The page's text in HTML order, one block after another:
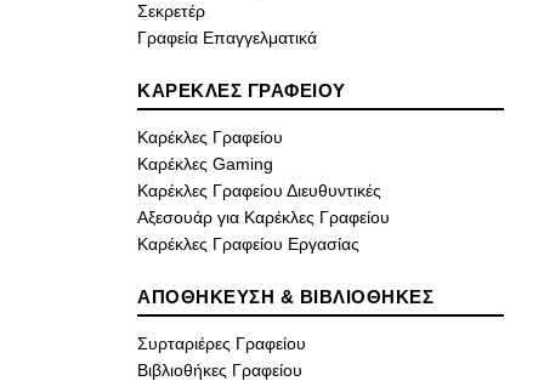
Σεκρετέρ
Γραφεία Επαγγελματικά
ΚΑΡΕΚΛΕΣ ΓΡΑΦΕΙΟΥ
Καρέκλες Γραφείου
Καρέκλες Gaming
Καρέκλες Γραφείου Διευθυντικές
Αξεσουάρ για Καρέκλες Γραφείου
Καρέκλες Γραφείου Εργασίας
ΑΠΟΘΗΚΕΥΣΗ & ΒΙΒΛΙΟΘΗΚΕΣ
Συρταριέρες Γραφείου
Βιβλιοθήκες Γραφείου